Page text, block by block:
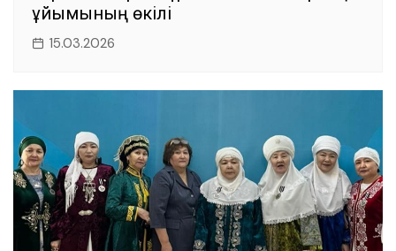
ұйымының өкілі
15.03.2026